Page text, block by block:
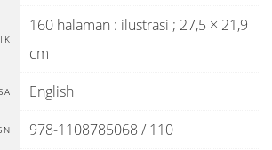
160 halaman : ilustrasi ; 27,5 × 21,9
cm
English
978-1108785068 / 110